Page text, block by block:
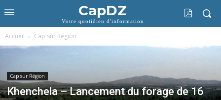
CapDZ
Votre quotidien d'information
Accueil Cap sur Région
Cap sur Région
Khenchela – Lancement du forage de 16